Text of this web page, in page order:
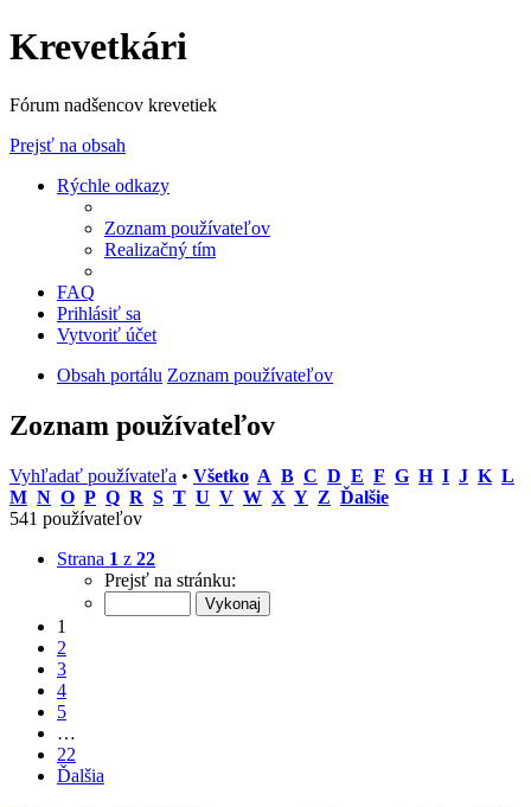
Krevetkári
Fórum nadšencov krevetiek
Prejsť na obsah
Rýchle odkazy
Zoznam používateľov
Realizačný tím
FAQ
Prihlásiť sa
Vytvoriť účet
Obsah portálu Zoznam používateľov
Zoznam používateľov
Vyhľadať používateľa • Všetko A B C D E F G H I J K L
M N O P Q R S T U V W X Y Z Ďalšie
541 používateľov
Strana 1 z 22
Prejsť na stránku:
1
2
3
4
5
…
22
Ďalšia